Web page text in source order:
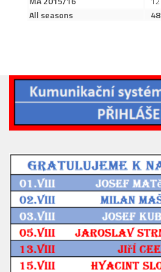
2019/20
2015/16
2016/17
Vzkazy
Zápasy MB 2026/27
Hráči
Realizační tým
Historie MB
Zápasy MB 2024/25
All seasons
48